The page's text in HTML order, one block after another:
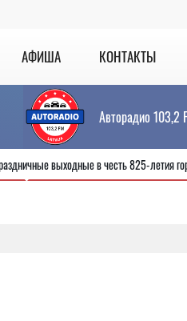
АФИША КОНТАКТЫ
Авторадио 103,2
на праздничные выходные в честь